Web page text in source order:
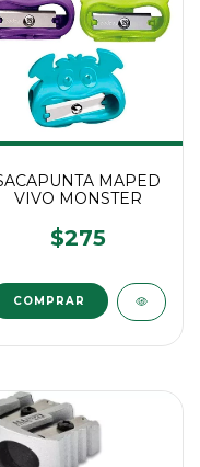
MAPED
VIVO MONSTER
$275